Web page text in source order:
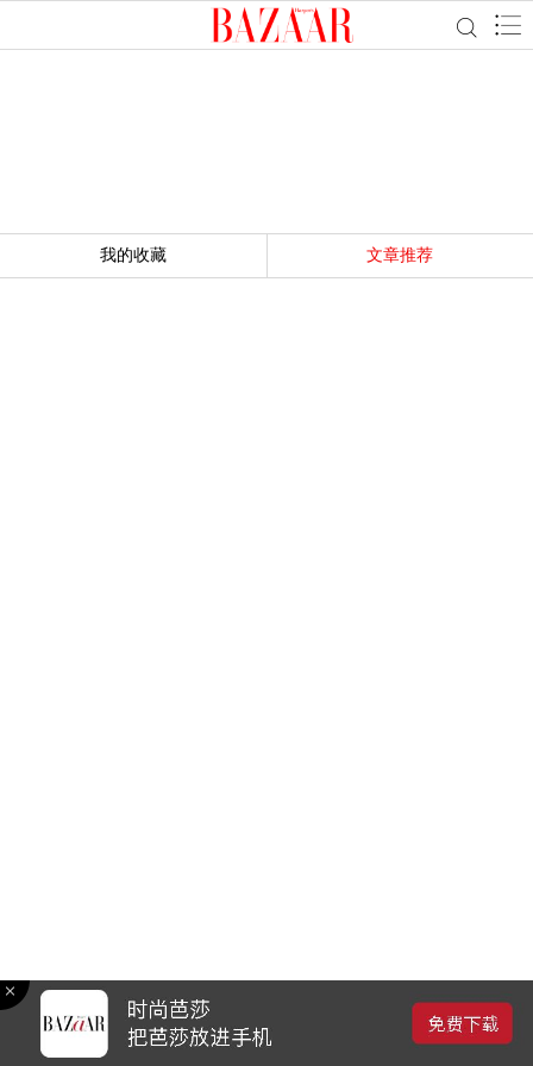
我的收藏 文章推荐